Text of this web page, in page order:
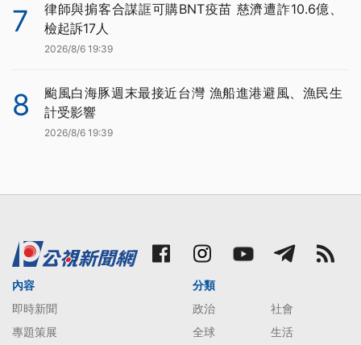
7
律師與掮客合謀誆可購BNT疫苗 慈濟遭詐10.6億、
檢起訴17人
2026/8/6 19:39
8
颱風白海豚週末最接近台灣 漁船進港避風、漁民生
計受影響
2026/8/6 19:39
內容
即時新聞
專題策展
分類
政治
社會
全球
生活